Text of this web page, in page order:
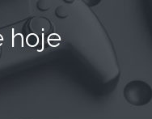
hoje